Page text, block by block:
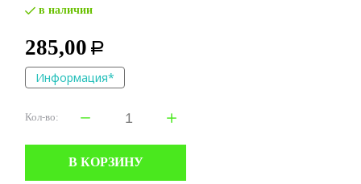
в наличии
285,00 Р
Информация*
Кол-во:
В КОРЗИНУ